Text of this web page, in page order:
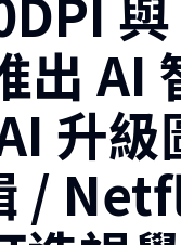
出 AI
升級
/